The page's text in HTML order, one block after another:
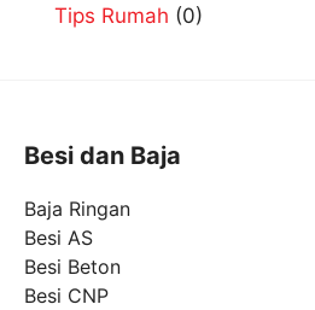
Tips Rumah (0)
Besi dan Baja
Baja Ringan
Besi AS
Besi Beton
Besi CNP